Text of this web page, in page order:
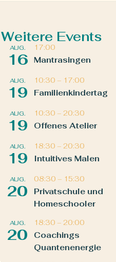
Weitere Events
AUG.
16
17:00
Mantrasingen
AUG.
19
10:30 – 17:00
Familienkindertag
AUG.
19
10:30 – 20:30
Offenes Atelier
AUG.
19
18:30 – 20:30
Intuitives Malen
AUG.
20
08:30 – 15:30
Privatschule und
Homeschooler
AUG.
20
18:30 – 20:00
Coachings
Quantenenergie